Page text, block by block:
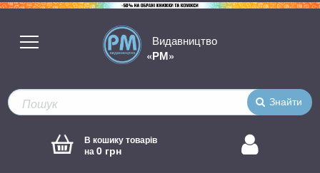
Видавництво
«РМ»
Знайти
В кошику товарів
на0 грн